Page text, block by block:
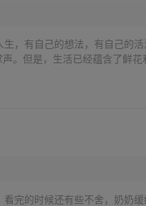
生，有自己的想法，有自己的
。但是，生活已经蕴含了鲜花
看完的时候还有些不舍，奶奶